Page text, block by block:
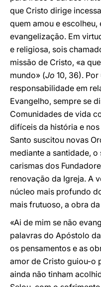
que Cristo dirige
quem amou e
evangelização. Em
e religiosa, sois
missão de Cristo, «a
mundo» (Jo 10, 36).
responsabilidade em
Evangelho, sempre se
Comunidades de vida
difíceis da história e
Santo suscitou novas
mediante a santidade,
carismas dos
renovação da Igreja. A
núcleo mais profundo
mais frutuoso, a obra
«Ai de mim se não
palavras do Apóstolo
os pensamentos e as
amor de Cristo guiou-o
ainda não tinham